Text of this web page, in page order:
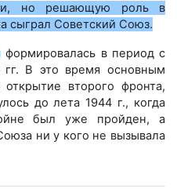
но решающую роль в
сыграл Советский Союз.
формировалась в период с
В это время основным
второго фронта,
до лета 1944 г., когда
был уже пройден, а
ни у кого не вызывала